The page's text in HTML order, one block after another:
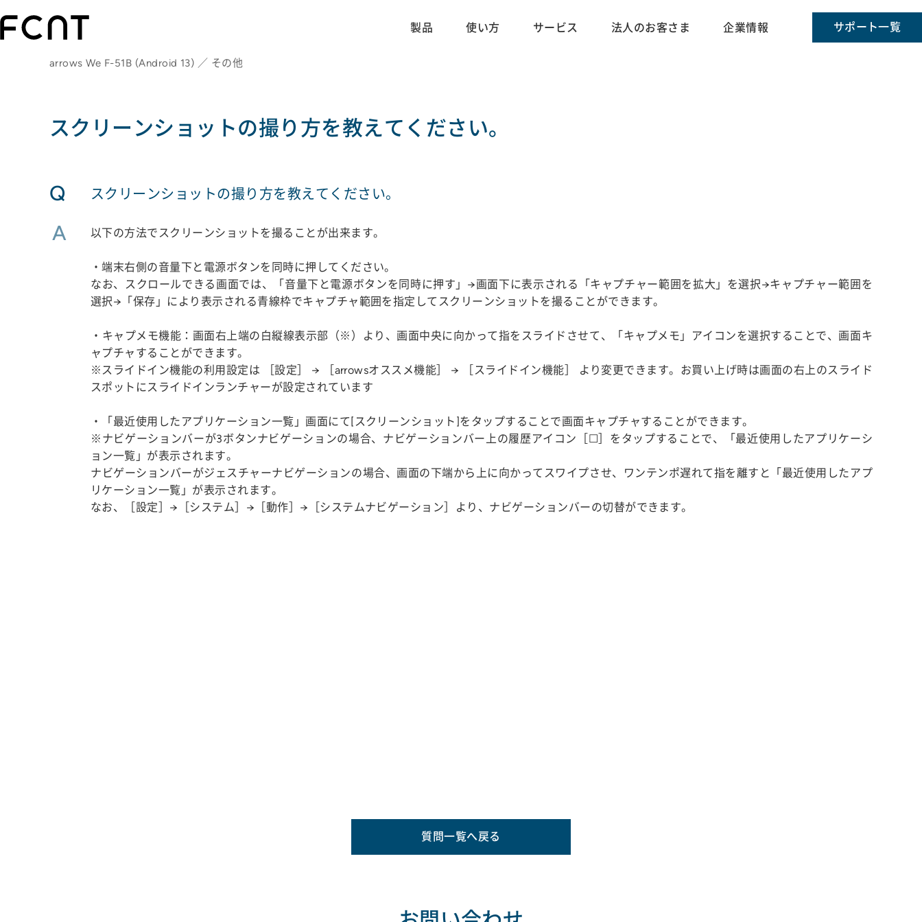
製品 使い方 サービス 法人のお客さま 企業情報 サポート一覧
arrows We F-51B (Android 13) ／ その他
スクリーンショットの撮り方を教えてください。
Q スクリーンショットの撮り方を教えてください。
A 以下の方法でスクリーンショットを撮ることが出来ます。
・端末右側の音量下と電源ボタンを同時に押してください。
なお、スクロールできる画面では、「音量下と電源ボタンを同時に押す」→画面下に表示される「キャプチャー範囲を拡大」を選択→キャプチャー範囲を
選択→「保存」により表示される青線枠でキャプチャ範囲を指定してスクリーンショットを撮ることができます。
・キャプメモ機能：画面右上端の白縦線表示部（※）より、画面中央に向かって指をスライドさせて、「キャプメモ」アイコンを選択することで、画面キ
ャプチャすることができます。
※スライドイン機能の利用設定は ［設定］ → ［arrowsオススメ機能］ → ［スライドイン機能］ より変更できます。お買い上げ時は画面の右上のスライド
スポットにスライドインランチャーが設定されています
・「最近使用したアプリケーション一覧」画面にて[スクリーンショット]をタップすることで画面キャプチャすることができます。
※ナビゲーションバーが3ボタンナビゲーションの場合、ナビゲーションバー上の履歴アイコン［☐］をタップすることで、「最近使用したアプリケーシ
ョン一覧」が表示されます。
ナビゲーションバーがジェスチャーナビゲーションの場合、画面の下端から上に向かってスワイプさせ、ワンテンポ遅れて指を離すと「最近使用したアプ
リケーション一覧」が表示されます。
なお、［設定］→［システム］→［動作］→［システムナビゲーション］より、ナビゲーションバーの切替ができます。
質問一覧へ戻る